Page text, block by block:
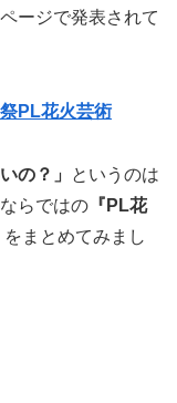
ージで発表されて
PL花火芸術
の？」
というのは
ならではの 『PL花
をまとめてみまし